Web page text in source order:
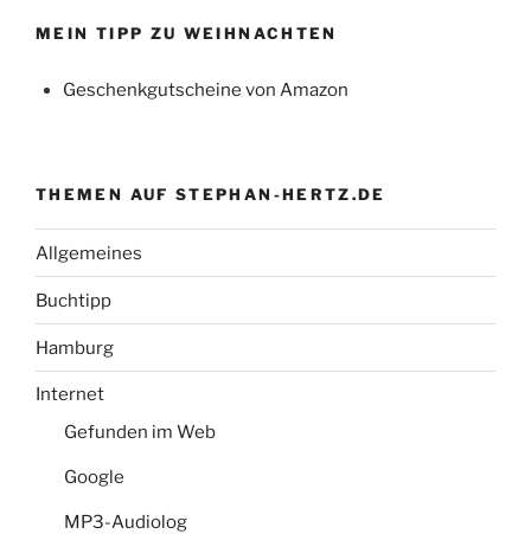
MEIN TIPP ZU WEIHNACHTEN
Geschenkgutscheine von Amazon
THEMEN AUF STEPHAN-HERTZ.DE
Allgemeines
Buchtipp
Hamburg
Internet
Gefunden im Web
Google
MP3-Audiolog